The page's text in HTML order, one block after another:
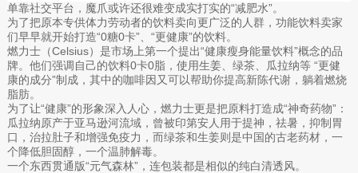
单靠社交平台，魔爪或许还很难变成实打实的“减肥水”。
为了把原本专供体力劳动者的饮料卖向更广泛的人群，功能饮料卖家
们早早就开始打造“0糖0卡”、“更健康”的饮料。
燃力士（Celsius）是市场上第一个提出“健康瘦身能量饮料”概念的品
牌。他们强调自己的饮料0卡0脂，使用生姜、绿茶、瓜拉纳等 “更健
康的成分”制成，其中的咖啡因又可以帮助你提高新陈代谢，躺着燃烧
脂肪。
为了让“健康”的形象深入人心，燃力士更是把原料打造成“神奇药物”：
瓜拉纳原产于亚马逊河流域，曾被印第安人用于提神，祛暑，抑制胃
口，治拉肚子和增强免疫力，而绿茶和生姜则是中国的古老药材，一
个降低胆固醇，一个温肺解毒。
一个东西贯通版“元气森林”，连包装都是相似的纯白清透风。